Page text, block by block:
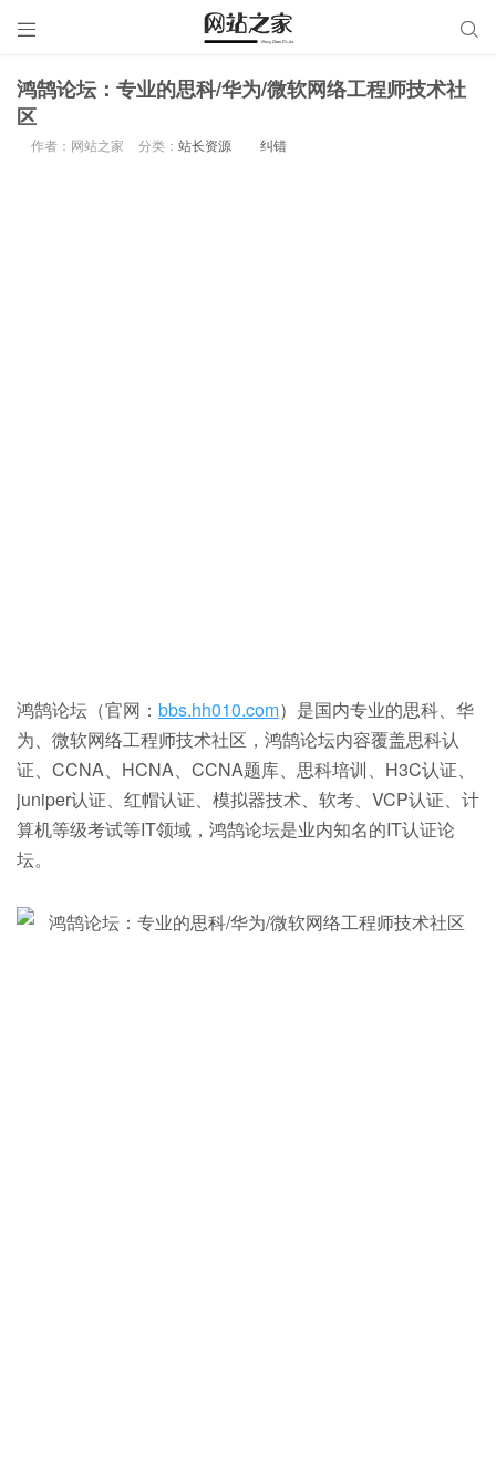
 
鸿鹄论坛：专业的思科/华为/微软网络工程师技术社
区
作者：网站之家 分类： 站长资源 纠错
鸿鹄论坛（官网： bbs.hh010.com）是国内专业的思科、华
为、微软网络工程师技术社区，鸿鹄论坛内容覆盖思科认
证、CCNA、HCNA、CCNA题库、思科培训、H3C认证、
juniper认证、红帽认证、模拟器技术、软考、VCP认证、计
算机等级考试等IT领域，鸿鹄论坛是业内知名的IT认证论
坛。